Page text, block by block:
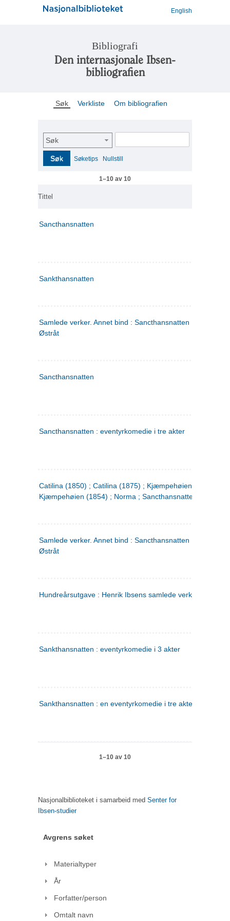
English
Bibliografi
Den internasjonale Ibsen-
bibliografien
Søk Verkliste Om bibliografien
Søk
Søk Søketips Nullstill
1–10 av 10
Tittel
Sancthansnatten
Sankthansnatten
Samlede verker. Annet bind : Sancthansnatten ; Fru Inger
Østråt
Sancthansnatten
Sancthansnatten : eventyrkomedie i tre akter
Catilina (1850) ; Catilina (1875) ; Kjæmpehøien (1850) ;
Kjæmpehøien (1854) ; Norma ; Sancthansnatten
Samlede verker. Annet bind : Sancthansnatten ; Fru Inger
Østråt
Hundreårsutgave : Henrik Ibsens samlede verker. 2
Sankthansnatten : eventyrkomedie i 3 akter
Sankthansnatten : en eventyrkomedie i tre akter
1–10 av 10
Nasjonalbiblioteket i samarbeid med Senter for
Ibsen-studier
Avgrens søket
Materialtyper
År
Forfatter/person
Omtalt navn